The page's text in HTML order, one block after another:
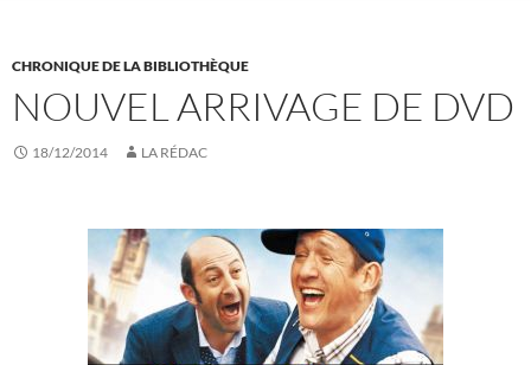
CHRONIQUE DE LA BIBLIOTHÈQUE
NOUVEL ARRIVAGE DE DVD
18/12/2014 LA RÉDAC